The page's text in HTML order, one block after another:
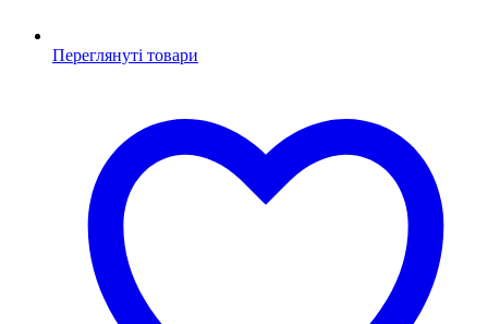
Переглянуті товари